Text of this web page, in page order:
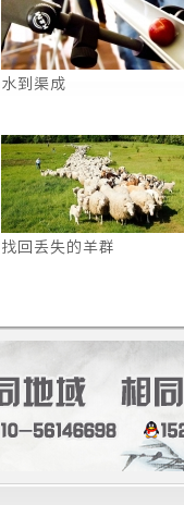
水到渠成
找回丢失的羊群